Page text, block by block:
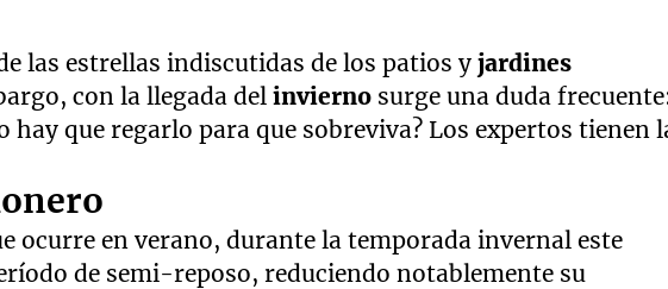
las estrellas indiscutidas de los patios yjardines
con la llegada delinvierno surge una duda
hay que regarlo para que sobreviva? Los expertos tienen
ocurre en verano, durante la temporada invernal este
de semi-reposo, reduciendo notablemente su